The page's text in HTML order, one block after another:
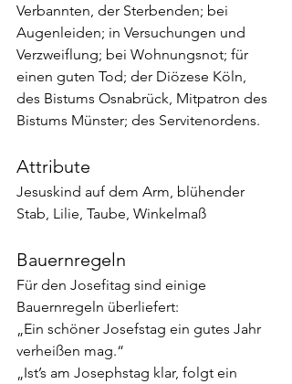
Verbannten, der Sterbenden; bei
Augenleiden; in Versuchungen und
Verzweiflung; bei Wohnungsnot; für
einen guten Tod; der Diözese Köln,
des Bistums Osnabrück, Mitpatron des
Bistums Münster; des Servitenordens.
Attribute
Jesuskind auf dem Arm, blühender
Stab, Lilie, Taube, Winkelmaß
Bauernregeln
Für den Josefitag sind einige
Bauernregeln überliefert:
„Ein schöner Josefstag ein gutes Jahr
verheißen mag.“
„Ist’s am Josephstag klar, folgt ein